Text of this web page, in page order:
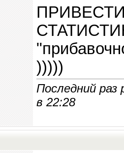
)))))
Последний раз
в 22:28